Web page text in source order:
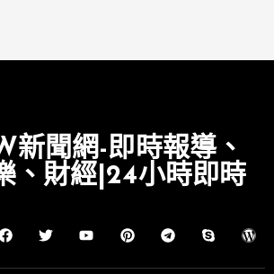
新聞網-即時報導、
、財經|24小時即時